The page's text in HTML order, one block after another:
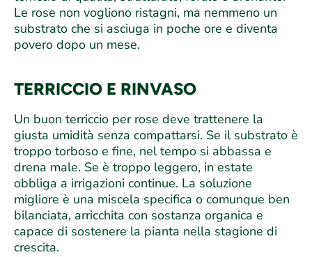
Le rose non vogliono ristagni, ma nemmeno un
substrato che si asciuga in poche ore e diventa
povero dopo un mese.
TERRICCIO E RINVASO
Un buon terriccio per rose deve trattenere la
giusta umidità senza compattarsi. Se il substrato è
troppo torboso e fine, nel tempo si abbassa e
drena male. Se è troppo leggero, in estate
obbliga a irrigazioni continue. La soluzione
migliore è una miscela specifica o comunque ben
bilanciata, arricchita con sostanza organica e
capace di sostenere la pianta nella stagione di
crescita.